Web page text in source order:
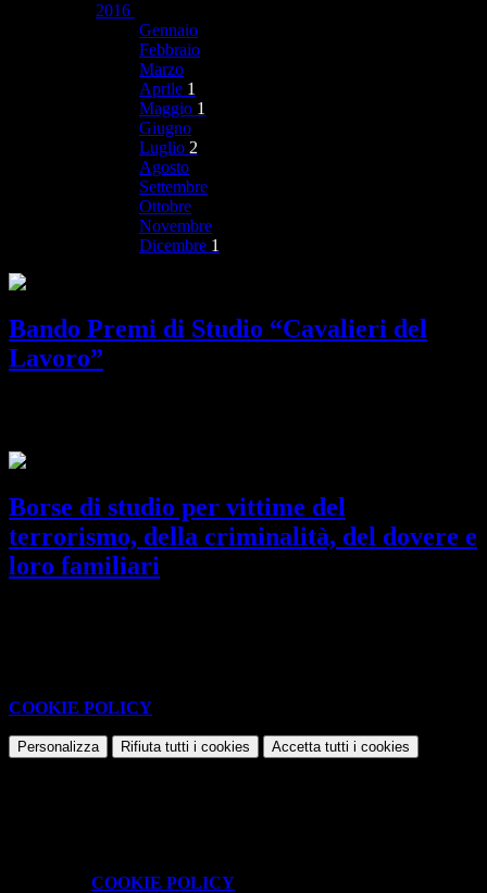
2016
Gennaio
Febbraio
Marzo
Aprile 1
Maggio 1
Giugno
Luglio 2
Agosto
Settembre
Ottobre
Novembre
Dicembre 1
Bando Premi di Studio “Cavalieri del
Lavoro”
Borse di studio per vittime del
terrorismo, della criminalità, del dovere e
loro familiari
COOKIE POLICY
Personalizza Rifiuta tutti i cookies Accetta tutti i cookies
COOKIE POLICY